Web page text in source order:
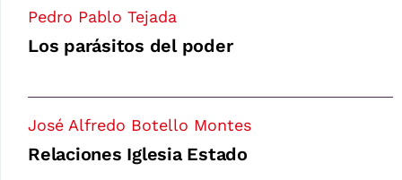
Pedro Pablo Tejada
Los parásitos del poder
José Alfredo Botello Montes
Relaciones Iglesia Estado